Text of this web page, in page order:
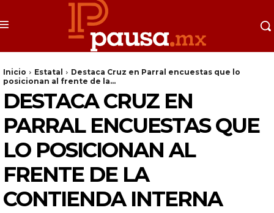
Inicio Estatal
Destaca Cruz en Parral encuestas que lo
posicionan al frente de la...
DESTACA CRUZ EN
PARRAL ENCUESTAS QUE
LO POSICIONAN AL
FRENTE DE LA
CONTIENDA INTERNA